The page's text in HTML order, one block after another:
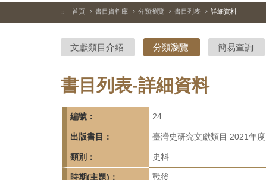
院-
臺
灣
史
研
究
所-
首
::: 首頁 書目資料庫 分類瀏覽 書目列表 詳細資料
文獻類目介紹 分類瀏覽 簡易查詢
書目列表-詳細資料
編號： 24
出版書目： 臺灣史研究文獻類目 2021年度
類別： 史料
時期(主題)： 戰後